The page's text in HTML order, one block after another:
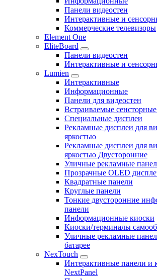
Панели видеостен
Интерактивные и
Коммерческие телевизоры
Element One
EliteBoard
Панели видеостен
Интерактивные и
Lumien
Интерактивные
Информационные
Панели для видеостен
Встраиваемые
Специальные дисплеи
Рекламные дисплеи для
яркостью
Рекламные дисплеи для
яркостью Двусторонние
Уличные рекламные
Прозрачные OLED
Квадратные панели
Круглые панели
Тонкие двусторонние
панели
Информационные киоски
Киоски/терминалы
Уличные рекламные
батарее
NexTouch
Интерактивные панели и
NextPanel